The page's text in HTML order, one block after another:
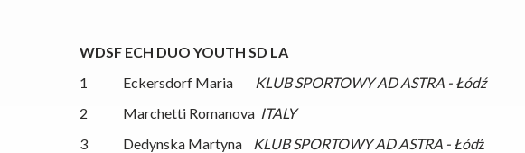
WDSF ECH DUO YOUTH SD LA
1 Eckersdorf Maria
KLUB SPORTOWY AD ASTRA - Łódź
2 Marchetti Romanova ITALY
3 Dedynska Martyna
KLUB SPORTOWY AD ASTRA - Łódź